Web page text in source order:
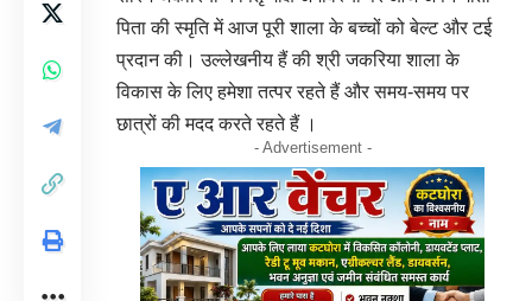
पिता की स्मृति में आज पूरी शाला के बच्चों को बेल्ट और टई
प्रदान की। उल्लेखनीय हैं की श्री जकरिया शाला के
विकास के लिए हमेशा तत्पर रहते हैं और समय-समय पर
छात्रों की मदद करते रहते हैं ।
- Advertisement -